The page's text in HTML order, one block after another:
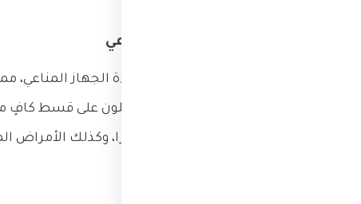
تعزيز الجهاز المناعي
النوم الجيد يعزز من كفاءة الجهاز
الأشخاص الذين لا يحصلون على قسط كافٍ
مثل نزلات البرد والإنفلونزا، وكذلك